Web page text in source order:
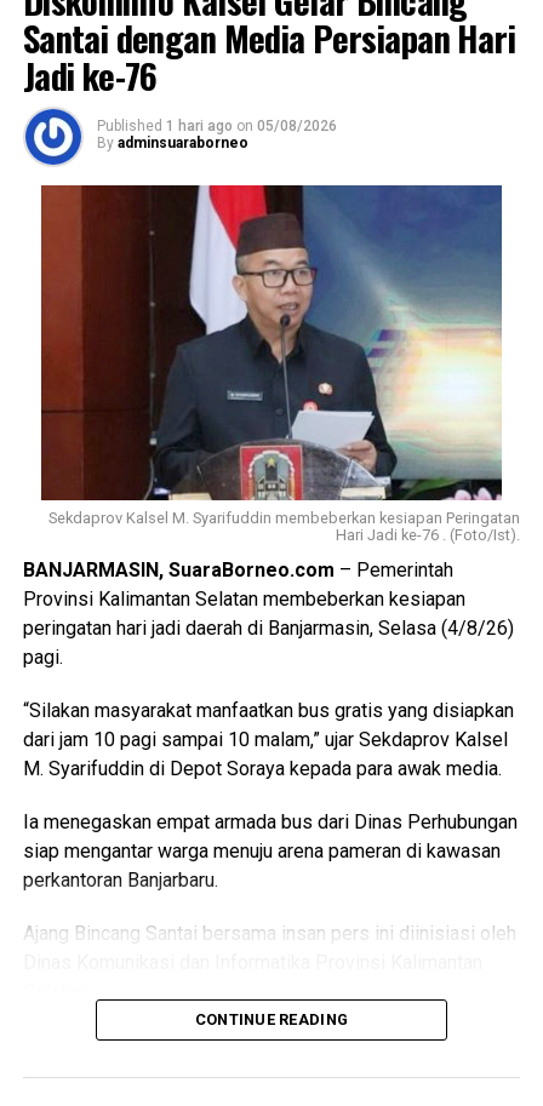
Santai dengan Media Persiapan Hari
Jadi ke-76
Published 1 hari ago on 05/08/2026
By adminsuaraborneo
Sekdaprov Kalsel M. Syarifuddin membeberkan kesiapan Peringatan
Hari Jadi ke-76 . (Foto/Ist).
BANJARMASIN, SuaraBorneo.com – Pemerintah
Provinsi Kalimantan Selatan membeberkan kesiapan
peringatan hari jadi daerah di Banjarmasin, Selasa (4/8/26)
pagi.
“Silakan masyarakat manfaatkan bus gratis yang disiapkan
dari jam 10 pagi sampai 10 malam,” ujar Sekdaprov Kalsel
M. Syarifuddin di Depot Soraya kepada para awak media.
Ia menegaskan empat armada bus dari Dinas Perhubungan
siap mengantar warga menuju arena pameran di kawasan
perkantoran Banjarbaru.
Ajang Bincang Santai bersama insan pers ini diinisiasi oleh
Pertemuan hangat ini dikemas penuh keakraban untuk
menyampaikan keterbukaan informasi pembangunan
CONTINUE READING